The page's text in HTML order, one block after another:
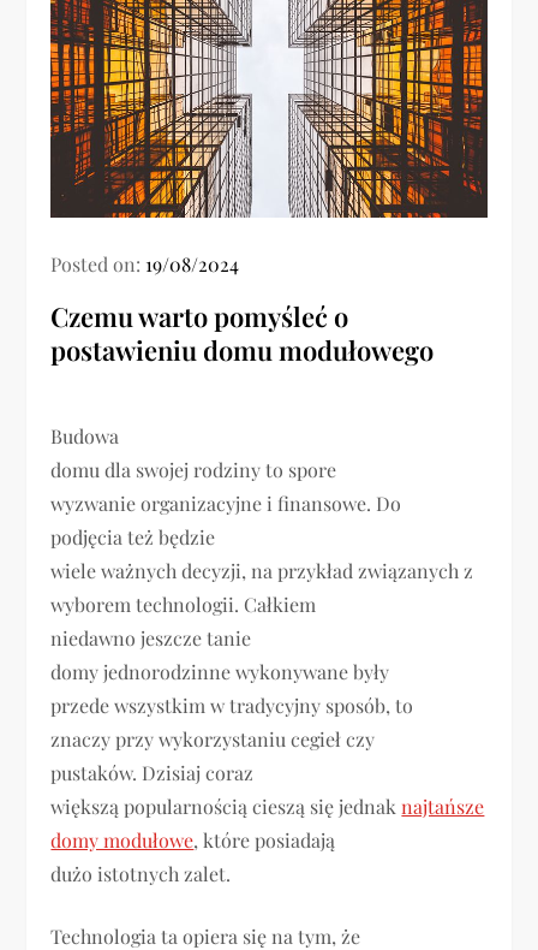
Posted on: 19/08/2024
Czemu warto pomyśleć o
postawieniu domu modułowego
Budowa
domu dla swojej rodziny to spore
wyzwanie organizacyjne i finansowe. Do
podjęcia też będzie
wiele ważnych decyzji, na przykład związanych z
wyborem technologii. Całkiem
niedawno jeszcze tanie
domy jednorodzinne wykonywane były
przede wszystkim w tradycyjny sposób, to
znaczy przy wykorzystaniu cegieł czy
pustaków. Dzisiaj coraz
większą popularnością cieszą się jednaknajtańsze
domy modułowe, które posiadają
dużo istotnych zalet.
Technologia ta opiera się na tym, że